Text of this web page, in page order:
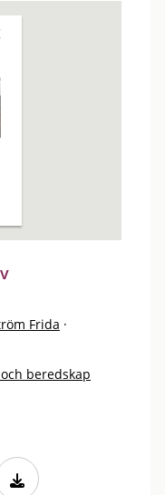
Frida ·
beredskap